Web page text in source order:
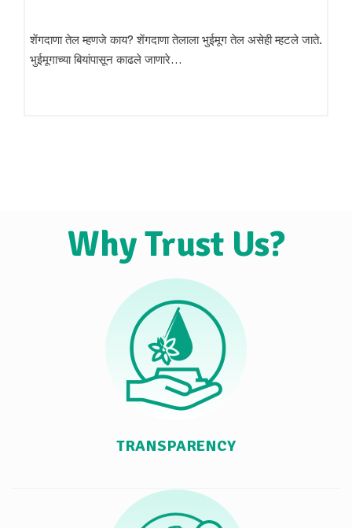
शेंगदाणा तेल म्हणजे काय? शेंगदाणा तेलाला भुईमूग तेल असेही म्हटले जाते.
भुईमूगाच्या बियांपासून काढले जाणारे…
Why Trust Us?
TRANSPARENCY